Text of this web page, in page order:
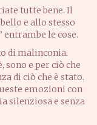
tutte bene. Il
e allo stesso
entrambe le cose.
di malinconia.
sono e per ciò che
di ciò che è stato.
emozioni con
silenziosa e senza